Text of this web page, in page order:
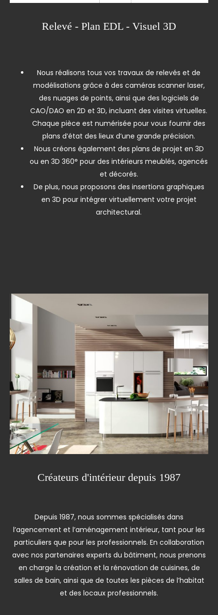
Relevé - Plan EDL - Visuel 3D
Nous réalisons tous vos travaux de relevés et de
modélisations grâce à des caméras scanner laser,
des nuages de points, ainsi que des logiciels de
CAO/DAO en 2D et 3D, incluant des visites virtuelles.
Chaque pièce est numérisée pour vous fournir des
plans d’état des lieux d’une grande précision.
Nous créons également des plans de projet en 3D
ou en 3D 360° pour des intérieurs meublés, agencés
et décorés.
De plus, nous proposons des insertions graphiques
en 3D pour intégrer virtuellement votre projet
architectural.
Créateurs d'intérieur depuis 1987
Depuis 1987, nous sommes spécialisés dans
l’agencement et l’aménagement intérieur, tant pour les
particuliers que pour les professionnels. En collaboration
avec nos partenaires experts du bâtiment, nous prenons
en charge la création et la rénovation de cuisines, de
salles de bain, ainsi que de toutes les pièces de l’habitat
et des locaux professionnels.